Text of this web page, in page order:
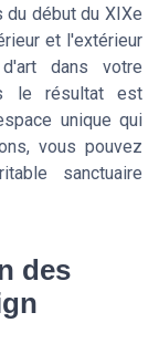
début du XIXe
et l'extérieur
dans votre
le résultat est
unique qui
vous pouvez
sanctuaire
des